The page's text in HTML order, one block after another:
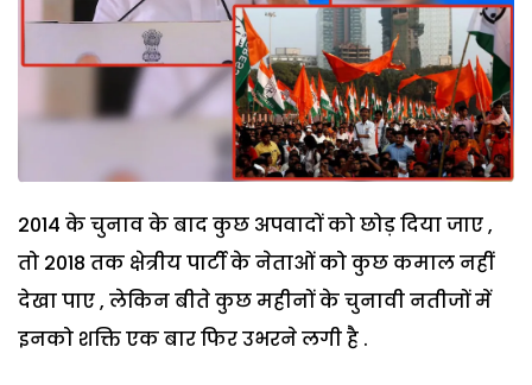
2014 के चुनाव के बाद कुछ अपवादों को छोड़ दिया जाए ,
तो 2018 तक क्षेत्रीय पार्टी के नेताओं को कुछ कमाल नहीं
देखा पाए , लेकिन बीते कुछ महीनों के चुनावी नतीजों में
इनको शक्ति एक बार फिर उभरने लगी है .